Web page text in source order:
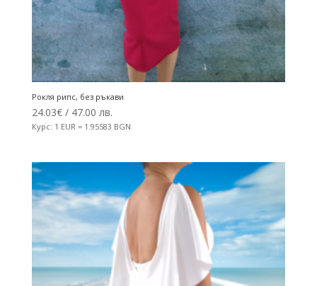
Рокля рипс, без ръкави
24.03€/ 47.00 лв.
Курс: 1 EUR = 1.95583 BGN